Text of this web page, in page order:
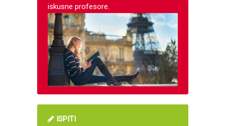
iskusne profesore.
ISPITI